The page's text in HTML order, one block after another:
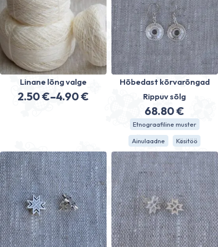
Linane lõng valge
2.50€–4.90€
Hinnavahemik:
Hõbedast kõrvarõngad
Rippuv sõlg
68.80€
Etnograafiline muster
Ainulaadne Käsitöö